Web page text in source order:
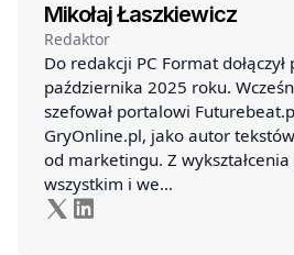
Mikołaj Łaszkiewicz
Redaktor
Do redakcji PC Format
października 2025 roku.
szefował portalowi
GryOnline.pl, jako autor
od marketingu. Z
wszystkim i we…